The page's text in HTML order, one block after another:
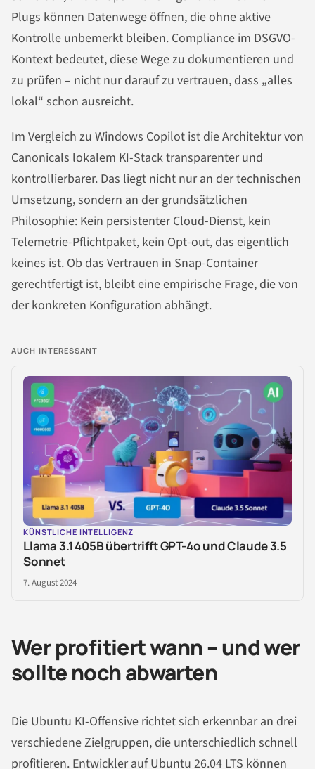
Plugs können Datenwege öffnen, die ohne aktive
Kontrolle unbemerkt bleiben. Compliance im DSGVO-
Kontext bedeutet, diese Wege zu dokumentieren und
zu prüfen – nicht nur darauf zu vertrauen, dass „alles
lokal“ schon ausreicht.
Im Vergleich zu Windows Copilot ist die Architektur von
Canonicals lokalem KI-Stack transparenter und
kontrollierbarer. Das liegt nicht nur an der technischen
Umsetzung, sondern an der grundsätzlichen
Philosophie: Kein persistenter Cloud-Dienst, kein
Telemetrie-Pflichtpaket, kein Opt-out, das eigentlich
keines ist. Ob das Vertrauen in Snap-Container
gerechtfertigt ist, bleibt eine empirische Frage, die von
der konkreten Konfiguration abhängt.
AUCH INTERESSANT
KÜNSTLICHE INTELLIGENZ
Llama 3.1 405B übertrifft GPT-4o und Claude 3.5
Sonnet
7. August 2024
Wer profitiert wann – und wer
sollte noch abwarten
Die Ubuntu KI-Offensive richtet sich erkennbar an drei
verschiedene Zielgruppen, die unterschiedlich schnell
profitieren. Entwickler auf Ubuntu 26.04 LTS können